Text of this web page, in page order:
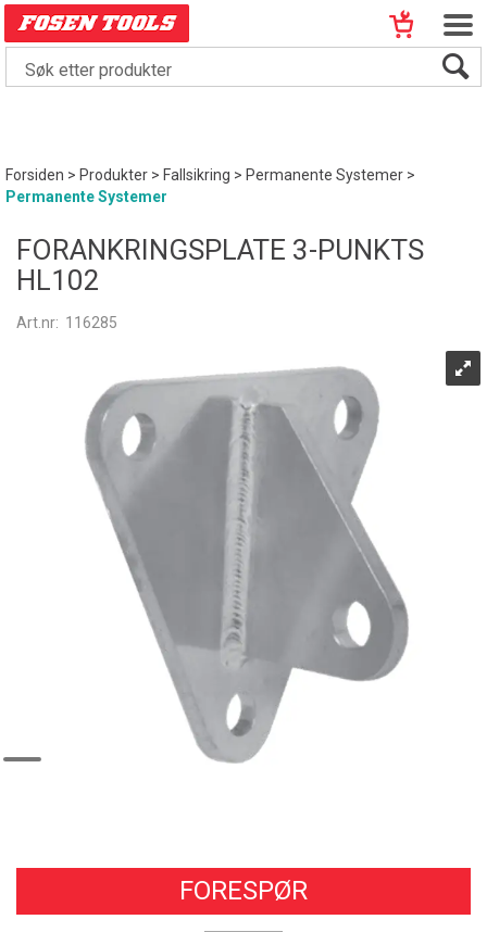
Forsiden>Produkter>Fallsikring>Permanente Systemer>
Permanente Systemer
FORANKRINGSPLATE 3-PUNKTS
HL102
Art.nr: 116285
FORESPØR